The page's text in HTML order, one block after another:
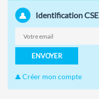
Identification CSE
ENVOYER
Créer mon compte